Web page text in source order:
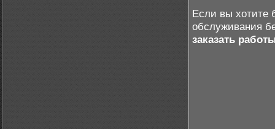
Если вы хотите
обслуживания
заказать